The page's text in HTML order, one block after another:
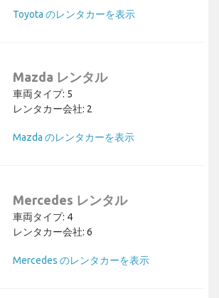
Toyota のレンタカーを表示
Mazda レンタル
車両タイプ: 5
レンタカー会社: 2
Mazda のレンタカーを表示
Mercedes レンタル
車両タイプ: 4
レンタカー会社: 6
Mercedes のレンタカーを表示